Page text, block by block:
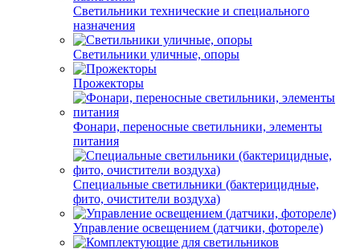
Светильники технические и специального
назначения
Светильники уличные, опоры
Прожекторы
Фонари, переносные светильники, элементы
питания
Специальные светильники (бактерицидные,
фито, очистители воздуха)
Управление освещением (датчики, фотореле)